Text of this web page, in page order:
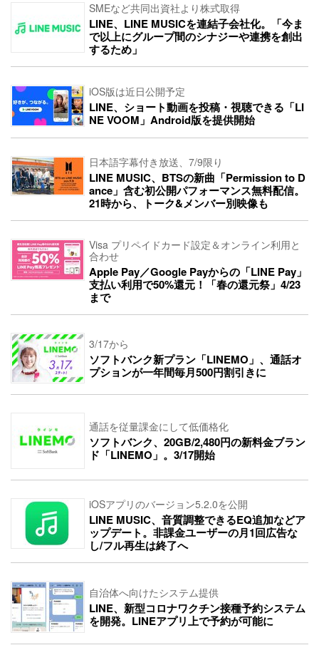
SMEなど共同出資社より株式取得
LINE、LINE MUSICを連結子会社化。「今ま
で以上にグループ間のシナジーや連携を創出
するため」
iOS版は近日公開予定
LINE、ショート動画を投稿・視聴できる「LI
NE VOOM」Android版を提供開始
日本語字幕付き放送、7/9限り
LINE MUSIC、BTSの新曲「Permission to D
ance」含む初公開パフォーマンス無料配信。
21時から、トーク&メンバー別映像も
Visa プリペイドカード設定＆オンライン利用と
合わせ
Apple Pay／Google Payからの「LINE Pay」
支払い利用で50%還元！「春の還元祭」4/23
まで
3/17から
ソフトバンク新プラン「LINEMO」、通話オ
プションが一年間毎月500円割引きに
通話を従量課金にして低価格化
ソフトバンク、20GB/2,480円の新料金ブラン
ド「LINEMO」。3/17開始
iOSアプリのバージョン5.2.0を公開
LINE MUSIC、音質調整できるEQ追加などア
ップデート。非課金ユーザーの月1回広告な
し/フル再生は終了へ
自治体へ向けたシステム提供
LINE、新型コロナワクチン接種予約システム
を開発。LINEアプリ上で予約が可能に